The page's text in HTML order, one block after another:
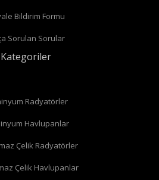
Bildirim Formu
Sorulan Sorular
Kategoriler
Radyatörler
Havlupanlar
Çelik Radyatörler
Çelik Havlupanlar